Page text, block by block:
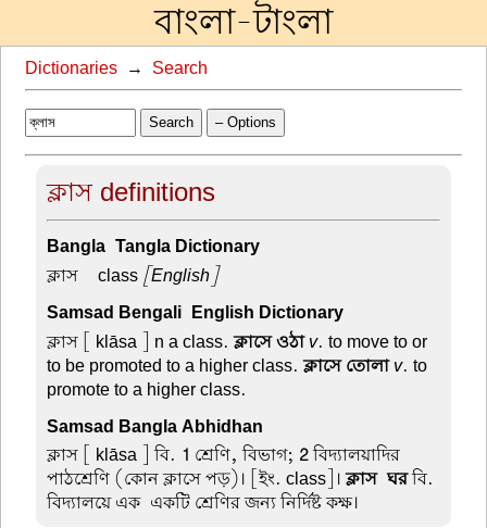
বাংলা-টাংলা
Dictionaries → Search
Search – Options
ক্লাস definitions
Bangla-Tangla Dictionary
ক্লাস –class [English]
Samsad Bengali-English Dictionary
ক্লাস [ klāsa ] n a class.ক্লাসে ওঠা v. to move to or
to be promoted to a higher class.ক্লাসে তোলা v. to
promote to a higher class.
Samsad Bangla Abhidhan
ক্লাস [ klāsa ] বি. 1 শ্রেণি, বিভাগ; 2বিদ্যালয়াদির
পাঠশ্রেণি (কোন ক্লাসে পড়)। [ইং. class]।ক্লাস-ঘরবি.
বিদ্যালয়ে এক-একটি শ্রেণির জন্য নির্দিষ্ট কক্ষ।